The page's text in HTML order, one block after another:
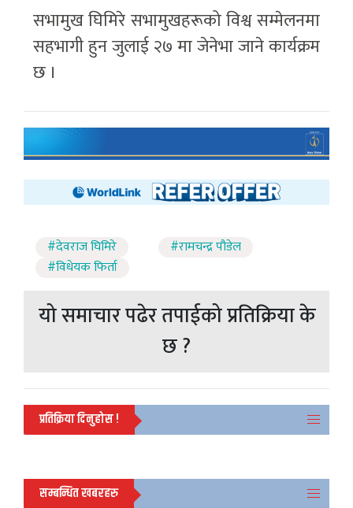
सभामुख घिमिरे सभामुखहरूको विश्व सम्मेलनमा
सहभागी हुन जुलाई २७ मा जेनेभा जाने कार्यक्रम
छ ।
#देवराज घिमिरे
#रामचन्द्र पौडेल
#विधेयक फिर्ता
यो समाचार पढेर तपाईको प्रतिक्रिया के
छ ?
प्रतिक्रिया दिनुहोस !
सम्बन्धित खबरहरु